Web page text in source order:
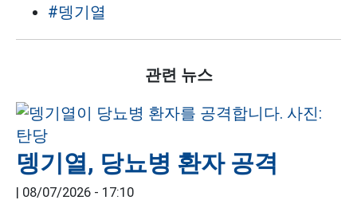
#뎅기열
관련 뉴스
뎅기열, 당뇨병 환자 공격
| 08/07/2026 - 17:10